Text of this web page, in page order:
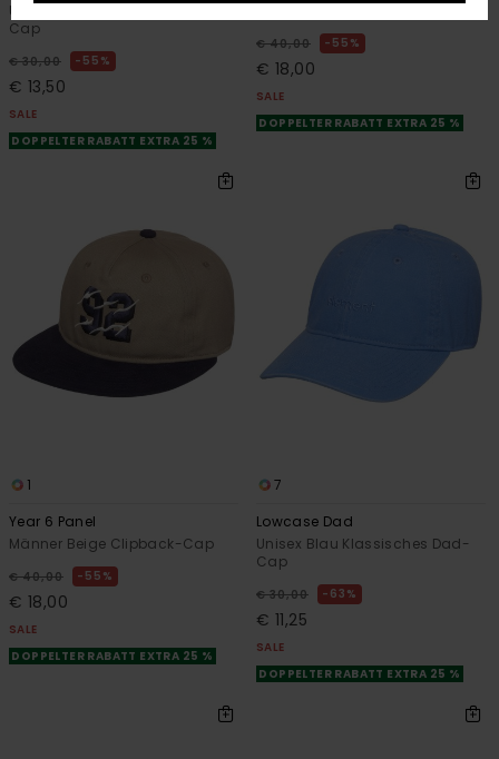
Unisex Beige Klassisches Dad-
Cap
€ 30,00 55%
€ 13,50
SALE
DOPPELTER RABATT EXTRA 25 %
€ 40,00 55%
€ 18,00
SALE
DOPPELTER RABATT EXTRA 25 %
1
Year 6 Panel
Männer Beige Clipback-Cap
€ 40,00 55%
€ 18,00
SALE
DOPPELTER RABATT EXTRA 25 %
7
Lowcase Dad
Unisex Blau Klassisches Dad-
Cap
€ 30,00 63%
€ 11,25
SALE
DOPPELTER RABATT EXTRA 25 %